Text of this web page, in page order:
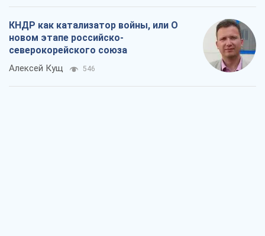
КНДР как катализатор войны, или О
новом этапе российско-
северокорейского союза
Алексей Кущ 546